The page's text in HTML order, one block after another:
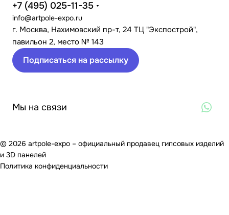
+7 (495) 025-11-35
info@artpole-expo.ru
г. Москва, Нахимовский пр-т, 24 ТЦ "Экспострой",
павильон 2, место № 143
Подписаться на рассылку
Мы на связи
© 2026 artpole-expo – официальный продавец гипсовых изделий
и 3D панелей
Политика конфиденциальности